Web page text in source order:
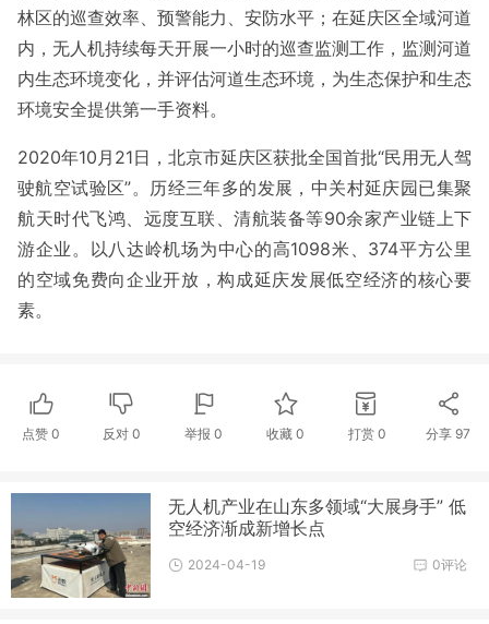
林区的巡查效率、预警能力、安防水平；在延庆区全域河道
内，无人机持续每天开展一小时的巡查监测工作，监测河道
内生态环境变化，并评估河道生态环境，为生态保护和生态
环境安全提供第一手资料。
2020年10月21日，北京市延庆区获批全国首批“民用无人驾
驶航空试验区”。历经三年多的发展，中关村延庆园已集聚
航天时代飞鸿、远度互联、清航装备等90余家产业链上下
游企业。以八达岭机场为中心的高1098米、374平方公里
的空域免费向企业开放，构成延庆发展低空经济的核心要
素。
点赞 0 反对0 举报 0 收藏 0 打赏 0 分享97
无人机产业在山东多领域“大展身手” 低
空经济渐成新增长点
0评论
2024-04-19